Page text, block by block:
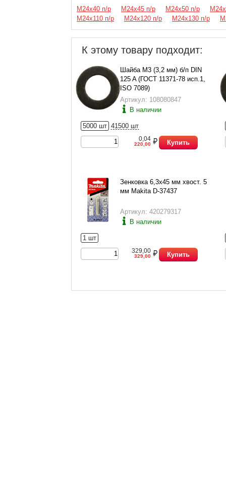
М24х40 п/р М24х45 п/р М24х50 п/р
М24х110 п/р
М24х120 п/р М24х130 п/р
К этому товару подходит:
Шайба М3 (3,2 мм) б/п DIN
125 A (ГОСТ 11371-78 исп.1,
ISO 7089)
Артикул: 108080847
В наличии
5000 шт 41500 шт
0,04
220,00 Купить
Зенковка 6,3х45 мм хвост. 5
мм Makita D-37437
Артикул: 420279317
В наличии
1 шт
329,00
329,00 Купить